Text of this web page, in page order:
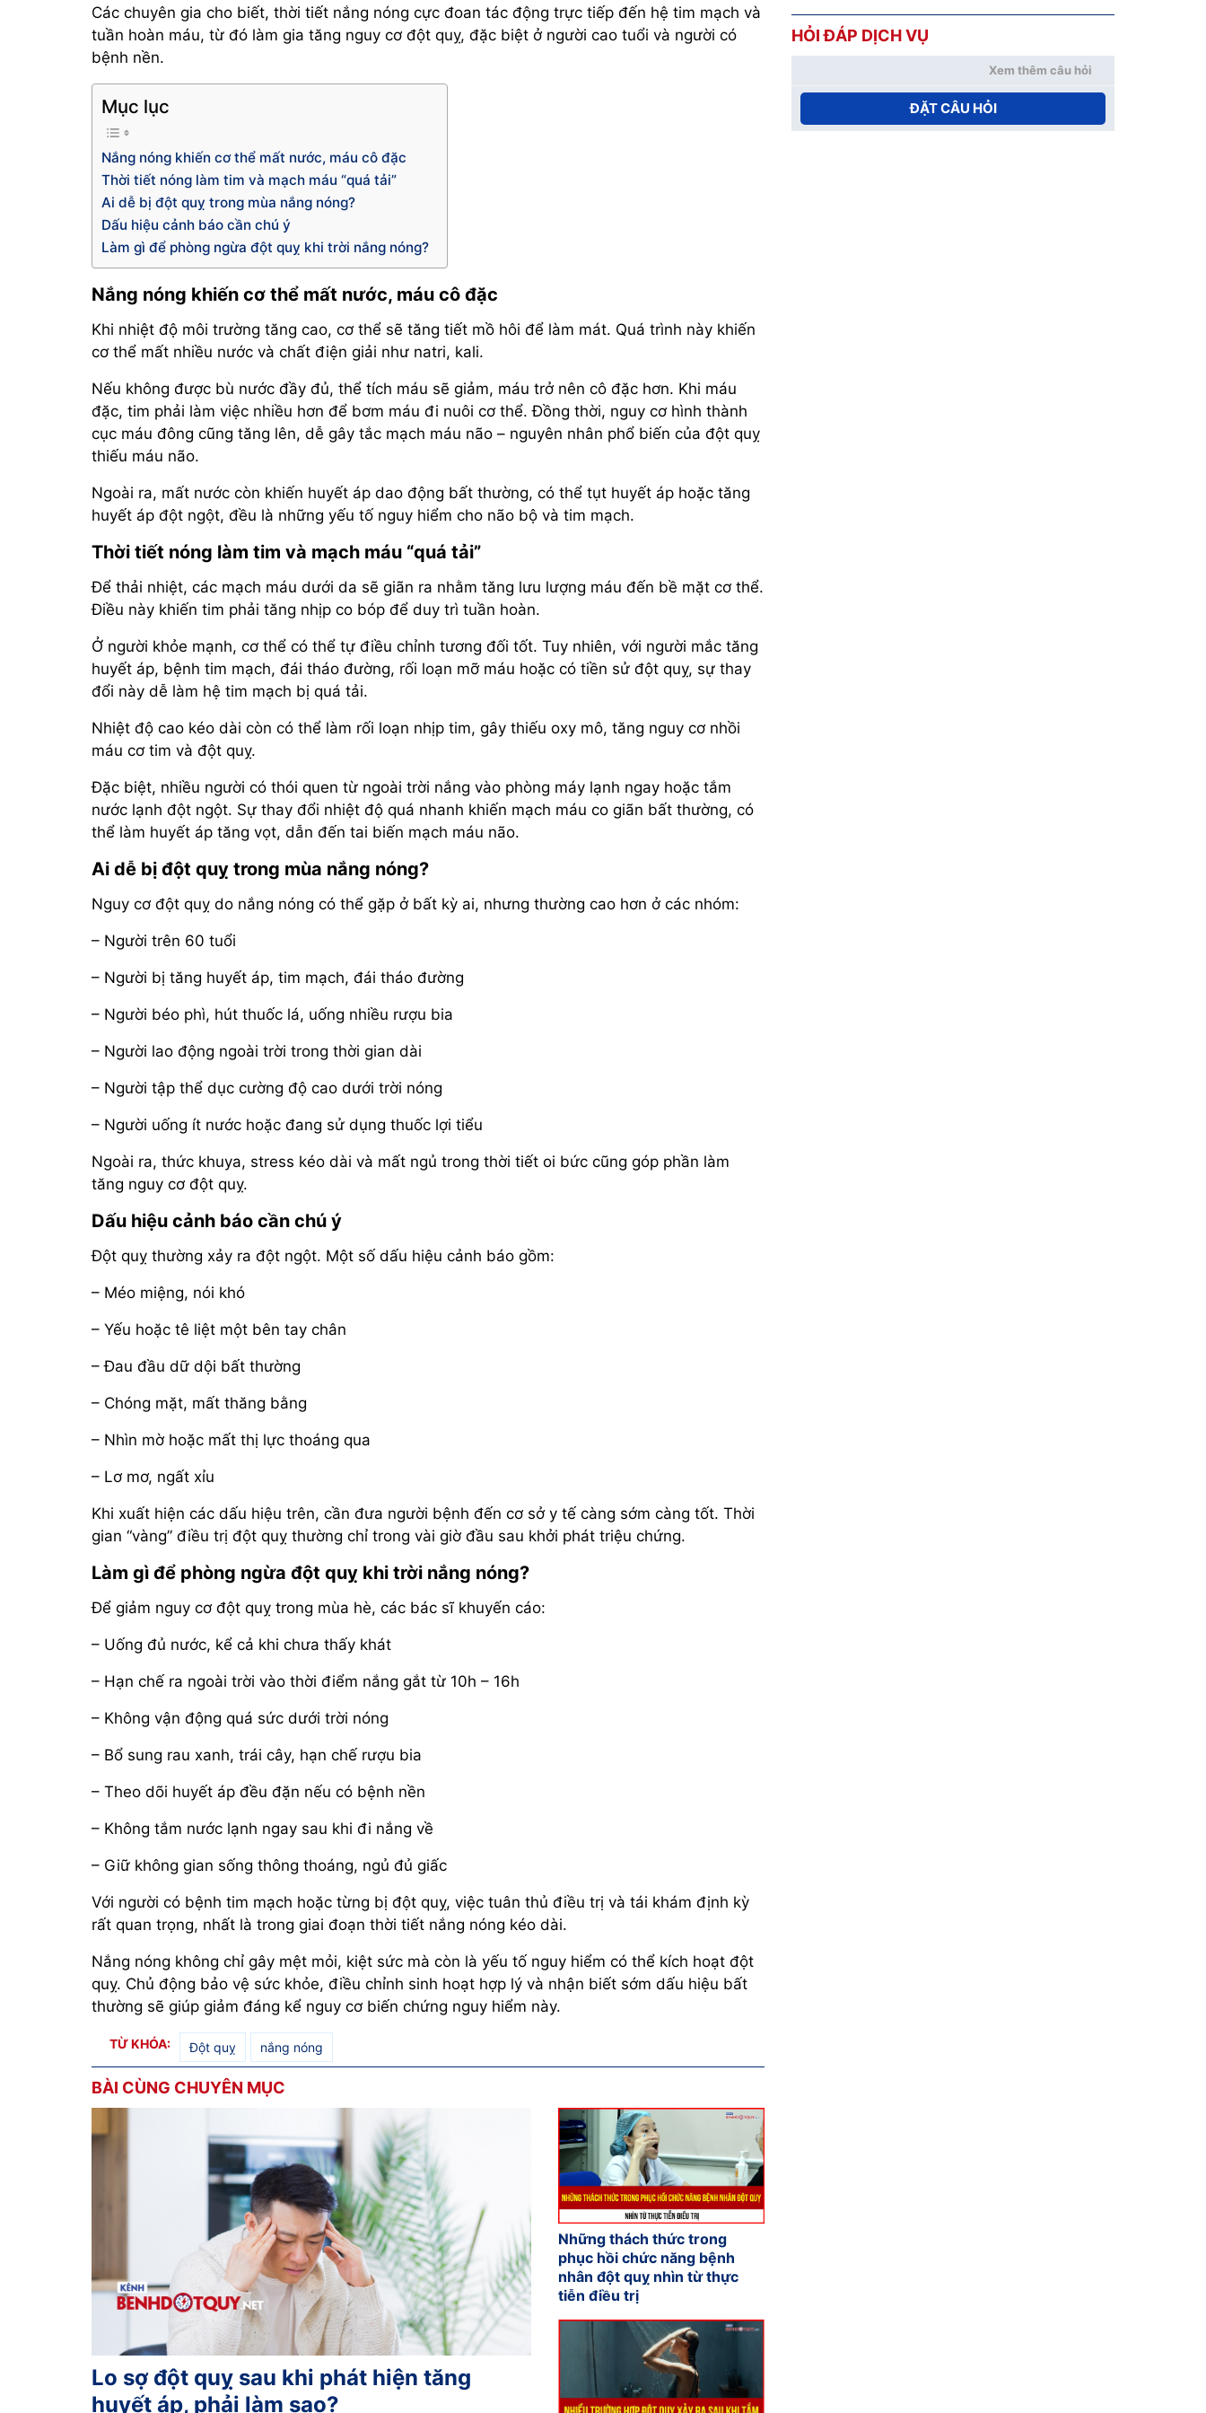
Các chuyên gia cho biết, thời tiết nắng nóng cực đoan tác động trực tiếp đến hệ tim mạch và
tuần hoàn máu, từ đó làm gia tăng nguy cơ đột quỵ, đặc biệt ở người cao tuổi và người có
bệnh nền.
Mục lục
Nắng nóng khiến cơ thể mất nước, máu cô đặc
Thời tiết nóng làm tim và mạch máu “quá tải”
Ai dễ bị đột quỵ trong mùa nắng nóng?
Dấu hiệu cảnh báo cần chú ý
Làm gì để phòng ngừa đột quỵ khi trời nắng nóng?
Nắng nóng khiến cơ thể mất nước, máu cô đặc
Khi nhiệt độ môi trường tăng cao, cơ thể sẽ tăng tiết mồ hôi để làm mát. Quá trình này khiến
cơ thể mất nhiều nước và chất điện giải như natri, kali.
Nếu không được bù nước đầy đủ, thể tích máu sẽ giảm, máu trở nên cô đặc hơn. Khi máu
đặc, tim phải làm việc nhiều hơn để bơm máu đi nuôi cơ thể. Đồng thời, nguy cơ hình thành
cục máu đông cũng tăng lên, dễ gây tắc mạch máu não – nguyên nhân phổ biến của đột quỵ
thiếu máu não.
Ngoài ra, mất nước còn khiến huyết áp dao động bất thường, có thể tụt huyết áp hoặc tăng
huyết áp đột ngột, đều là những yếu tố nguy hiểm cho não bộ và tim mạch.
Thời tiết nóng làm tim và mạch máu “quá tải”
Để thải nhiệt, các mạch máu dưới da sẽ giãn ra nhằm tăng lưu lượng máu đến bề mặt cơ thể.
Điều này khiến tim phải tăng nhịp co bóp để duy trì tuần hoàn.
Ở người khỏe mạnh, cơ thể có thể tự điều chỉnh tương đối tốt. Tuy nhiên, với người mắc tăng
huyết áp, bệnh tim mạch, đái tháo đường, rối loạn mỡ máu hoặc có tiền sử đột quỵ, sự thay
đổi này dễ làm hệ tim mạch bị quá tải.
Nhiệt độ cao kéo dài còn có thể làm rối loạn nhịp tim, gây thiếu oxy mô, tăng nguy cơ nhồi
máu cơ tim và đột quỵ.
Đặc biệt, nhiều người có thói quen từ ngoài trời nắng vào phòng máy lạnh ngay hoặc tắm
nước lạnh đột ngột. Sự thay đổi nhiệt độ quá nhanh khiến mạch máu co giãn bất thường, có
thể làm huyết áp tăng vọt, dẫn đến tai biến mạch máu não.
Ai dễ bị đột quỵ trong mùa nắng nóng?
Nguy cơ đột quỵ do nắng nóng có thể gặp ở bất kỳ ai, nhưng thường cao hơn ở các nhóm:
– Người trên 60 tuổi
– Người bị tăng huyết áp, tim mạch, đái tháo đường
– Người béo phì, hút thuốc lá, uống nhiều rượu bia
– Người lao động ngoài trời trong thời gian dài
– Người tập thể dục cường độ cao dưới trời nóng
– Người uống ít nước hoặc đang sử dụng thuốc lợi tiểu
Ngoài ra, thức khuya, stress kéo dài và mất ngủ trong thời tiết oi bức cũng góp phần làm
tăng nguy cơ đột quỵ.
Dấu hiệu cảnh báo cần chú ý
Đột quỵ thường xảy ra đột ngột. Một số dấu hiệu cảnh báo gồm:
– Méo miệng, nói khó
– Yếu hoặc tê liệt một bên tay chân
– Đau đầu dữ dội bất thường
– Chóng mặt, mất thăng bằng
– Nhìn mờ hoặc mất thị lực thoáng qua
– Lơ mơ, ngất xỉu
Khi xuất hiện các dấu hiệu trên, cần đưa người bệnh đến cơ sở y tế càng sớm càng tốt. Thời
gian “vàng” điều trị đột quỵ thường chỉ trong vài giờ đầu sau khởi phát triệu chứng.
Làm gì để phòng ngừa đột quỵ khi trời nắng nóng?
Để giảm nguy cơ đột quỵ trong mùa hè, các bác sĩ khuyến cáo:
– Uống đủ nước, kể cả khi chưa thấy khát
– Hạn chế ra ngoài trời vào thời điểm nắng gắt từ 10h – 16h
– Không vận động quá sức dưới trời nóng
– Bổ sung rau xanh, trái cây, hạn chế rượu bia
– Theo dõi huyết áp đều đặn nếu có bệnh nền
– Không tắm nước lạnh ngay sau khi đi nắng về
– Giữ không gian sống thông thoáng, ngủ đủ giấc
Với người có bệnh tim mạch hoặc từng bị đột quỵ, việc tuân thủ điều trị và tái khám định kỳ
rất quan trọng, nhất là trong giai đoạn thời tiết nắng nóng kéo dài.
Nắng nóng không chỉ gây mệt mỏi, kiệt sức mà còn là yếu tố nguy hiểm có thể kích hoạt đột
quỵ. Chủ động bảo vệ sức khỏe, điều chỉnh sinh hoạt hợp lý và nhận biết sớm dấu hiệu bất
thường sẽ giúp giảm đáng kể nguy cơ biến chứng nguy hiểm này.
TỪ KHÓA: Đột quỵ nắng nóng
BÀI CÙNG CHUYÊN MỤC
Lo sợ đột quỵ sau khi phát hiện tăng
huyết áp, phải làm sao?
Những thách thức trong
phục hồi chức năng bệnh
nhân đột quỵ nhìn từ thực
tiễn điều trị
HỎI ĐÁP DỊCH VỤ
Xem thêm câu hỏi
ĐẶT CÂU HỎI